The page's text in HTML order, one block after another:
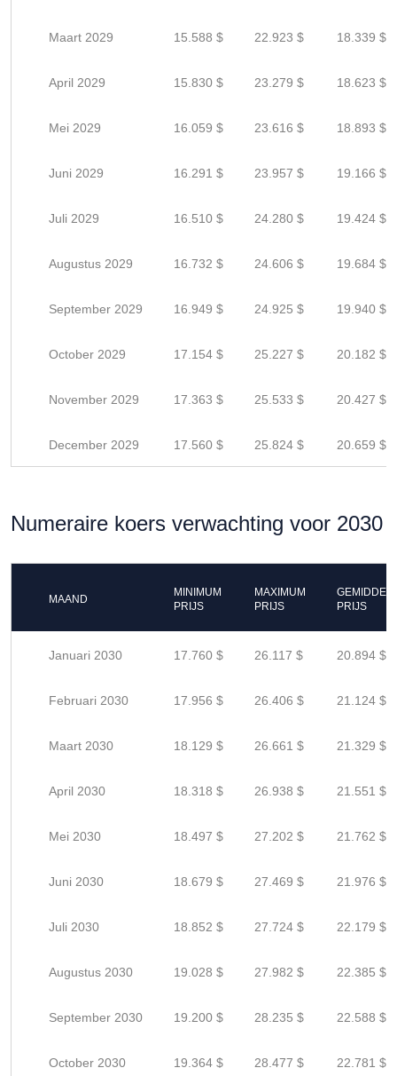
Maart 2029 15.588 $ 22.923 $ 18.339 $
April 2029 15.830 $ 23.279 $ 18.623 $
Mei 2029 16.059 $ 23.616 $ 18.893 $
Juni 2029 16.291 $ 23.957 $ 19.166 $
Juli 2029 16.510 $ 24.280 $ 19.424 $
Augustus 2029 16.732 $ 24.606 $ 19.684 $
September 2029 16.949 $ 24.925 $ 19.940 $
October 2029 17.154 $ 25.227 $ 20.182 $
November 2029 17.363 $ 25.533 $ 20.427 $
December 2029 17.560 $ 25.824 $ 20.659 $
Numeraire koers verwachting voor 2030
MAAND
MINIMUM
PRIJS
MAXIMUM
PRIJS
PRIJS
Januari 2030 17.760 $ 26.117 $ 20.894 $
Februari 2030 17.956 $ 26.406 $ 21.124 $
Maart 2030 18.129 $ 26.661 $ 21.329 $
April 2030 18.318 $ 26.938 $ 21.551 $
Mei 2030 18.497 $ 27.202 $ 21.762 $
Juni 2030 18.679 $ 27.469 $ 21.976 $
Juli 2030 18.852 $ 27.724 $ 22.179 $
Augustus 2030 19.028 $ 27.982 $ 22.385 $
September 2030 19.200 $ 28.235 $ 22.588 $
October 2030 19.364 $ 28.477 $ 22.781 $